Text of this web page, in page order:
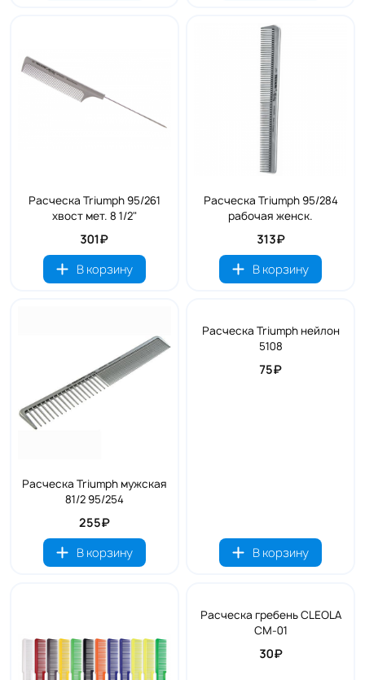
Расческа Triumph 95/261
хвост мет. 8 1/2"
301₽
В корзину
Расческа Triumph 95/284
рабочая женск.
313₽
В корзину
Расческа Triumph мужская
81/2 95/254
255₽
В корзину
Расческа Triumph нейлон
5108
75₽
В корзину
Расческа гребень CLEOLA
CM-01
30₽